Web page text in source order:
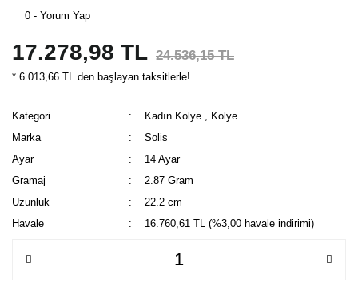
0 - Yorum Yap
17.278,98 TL 24.536,15 TL
* 6.013,66 TL den başlayan taksitlerle!
Kategori Kadın Kolye
Kolye
Marka
Solis
Ayar
14 Ayar
Gramaj
2.87 Gram
Uzunluk
22.2 cm
Havale
16.760,61 TL (%3,00 havale indirimi)